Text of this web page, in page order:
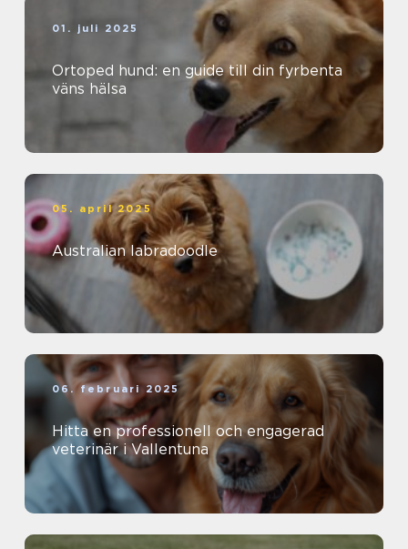
01. juli 2025
Ortoped hund: en guide till din fyrbenta
väns hälsa
05. april 2025
Australian labradoodle
06. februari 2025
Hitta en professionell och engagerad
veterinär i Vallentuna